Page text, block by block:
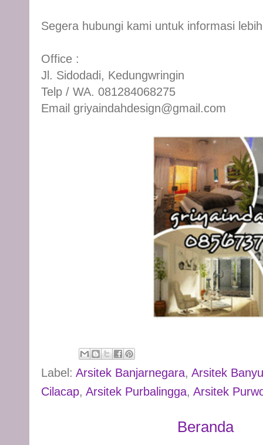
Segera hubungi kami untuk informasi
Office :
Jl. Sidodadi, Kedungwringin
Telp / WA. 081284068275
Email griyaindahdesign@gmail.com
Label: Arsitek Banjarnegara, Arsitek
Cilacap, Arsitek Purbalingga, Arsitek
Beranda